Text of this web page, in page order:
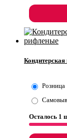
Розница
Осталось 1